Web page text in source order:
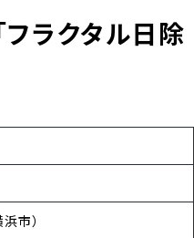
ラクタル日除
市）